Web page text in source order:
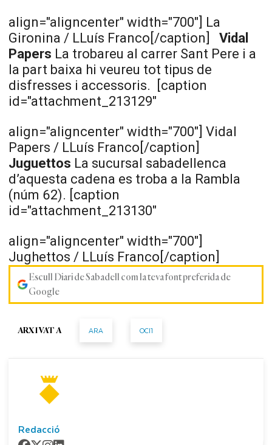
align="aligncenter" width="700"] La
Gironina / LLuís Franco[/caption]Vidal
Papers La trobareu al carrer Sant Pere i a
la part baixa hi veureu tot tipus de
disfresses i accessoris.
[caption
id="attachment_213129"
align="aligncenter" width="700"] Vidal
Papers / LLuís Franco[/caption]
Juguettos La sucursal sabadellenca
d’aquesta cadena es troba a la Rambla
(núm 62). [caption
id="attachment_213130"
align="aligncenter" width="700"]
Jughettos / LLuís Franco[/caption]
Escull Diari de Sabadell com la teva font preferida de
Google
ARXIVAT A ARA OCI1
Redacció